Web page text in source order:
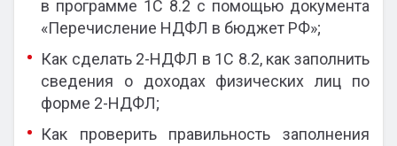
в программе 1С 8.2 с помощью документа
«Перечисление НДФЛ в бюджет РФ»;
Как сделать 2-НДФЛ в 1С 8.2, как заполнить
сведения о доходах физических лиц по
форме 2-НДФЛ;
Как проверить правильность заполнения